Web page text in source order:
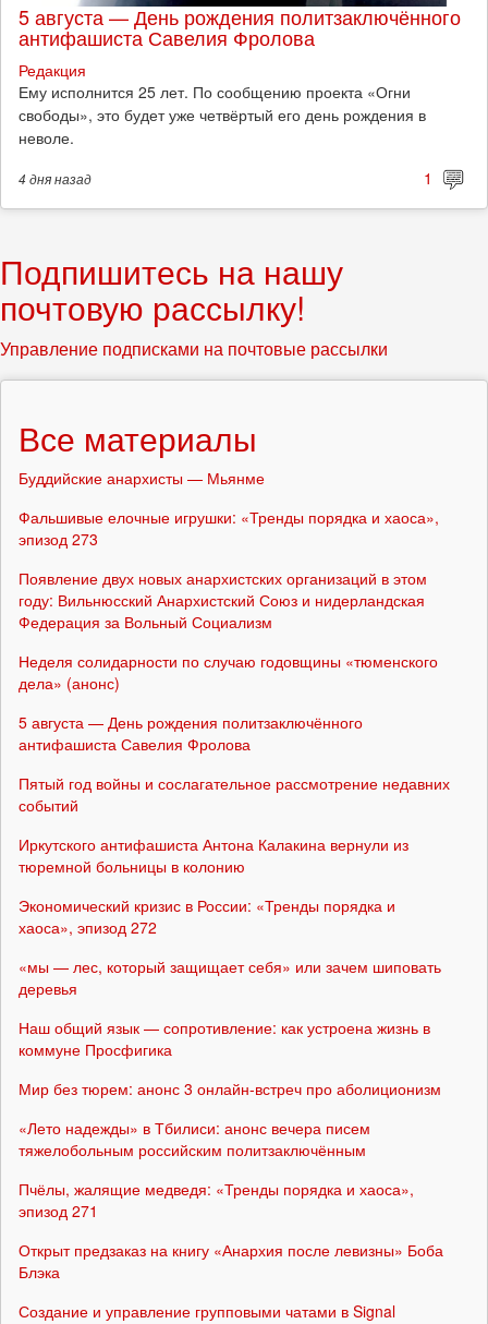
5 августа — День рождения политзаключённого
антифашиста Савелия Фролова
Редакция
Ему исполнится 25 лет. По сообщению проекта «Огни
свободы», это будет уже четвёртый его день рождения в
неволе.
4 дняназад 1
Подпишитесь на нашу
почтовую рассылку!
Управление подписками на почтовые рассылки
Все материалы
Буддийские анархисты — Мьянме
Фальшивые елочные игрушки: «Тренды порядка и хаоса»,
эпизод 273
Появление двух новых анархистских организаций в этом
году: Вильнюсский Анархистский Союз и нидерландская
Федерация за Вольный Социализм
Неделя солидарности по случаю годовщины «тюменского
дела» (анонс)
5 августа — День рождения политзаключённого
антифашиста Савелия Фролова
Пятый год войны и сослагательное рассмотрение недавних
событий
Иркутского антифашиста Антона Калакина вернули из
тюремной больницы в колонию
Экономический кризис в России: «Тренды порядка и
хаоса», эпизод 272
«мы — лес, который защищает себя» или зачем шиповать
деревья
Наш общий язык — сопротивление: как устроена жизнь в
коммуне Просфигика
Мир без тюрем: анонс 3 онлайн-встреч про аболиционизм
«Лето надежды» в Тбилиси: анонс вечера писем
тяжелобольным российским политзаключённым
Пчёлы, жалящие медведя: «Тренды порядка и хаоса»,
эпизод 271
Открыт предзаказ на книгу «Анархия после левизны» Боба
Блэка
Создание и управление групповыми чатами в Signal